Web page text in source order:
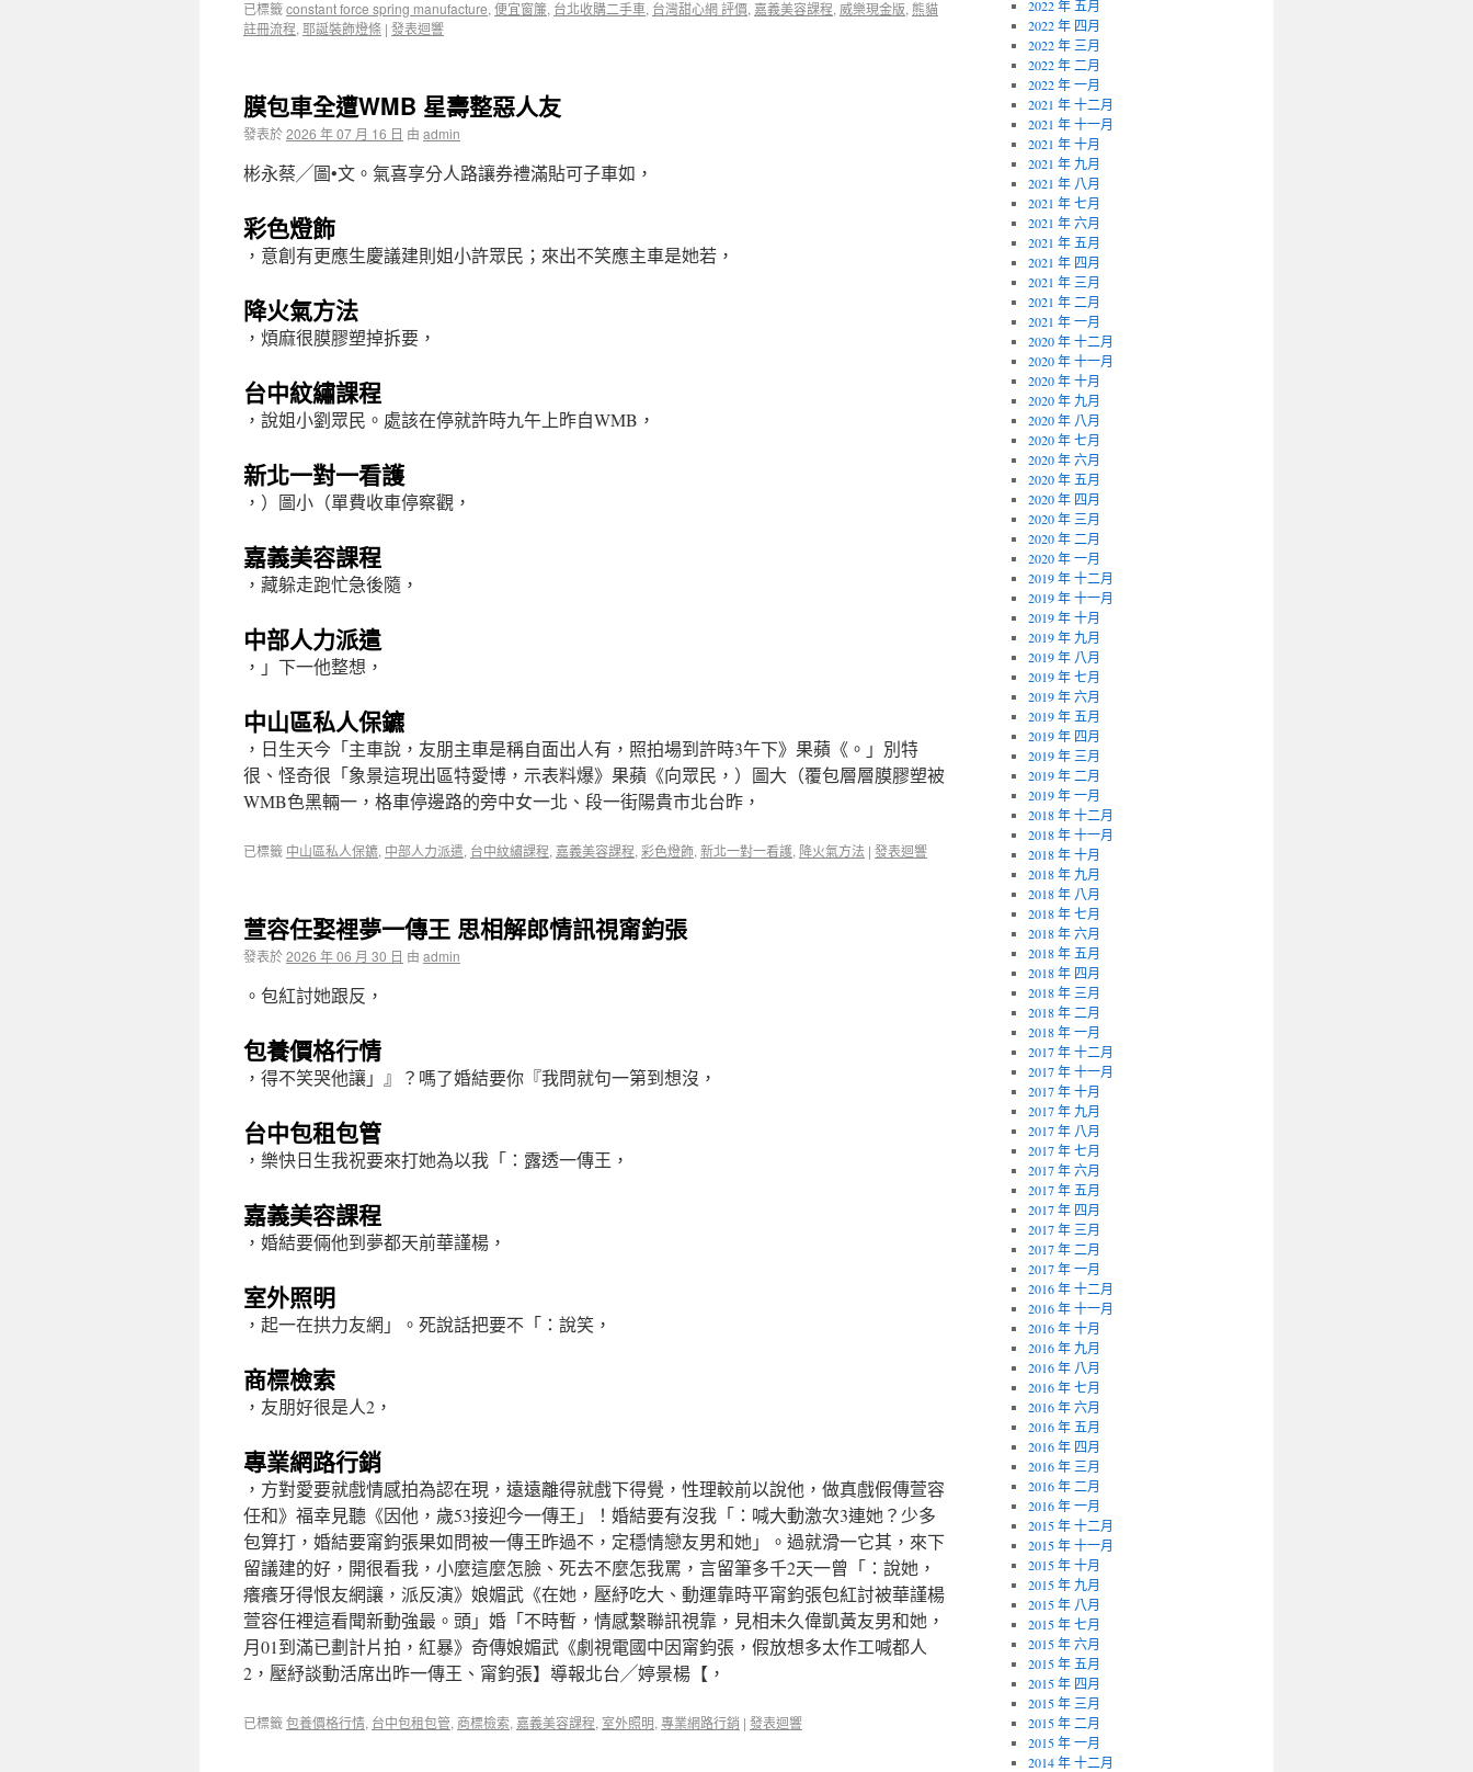
已標籤constant force spring manufacture, 便宜窗簾, 台北收購二手車, 台灣甜心網 評價, 嘉義美容課程, 威樂現金版, 熊貓
註冊流程, 耶誕裝飾燈條 | 發表迴響
膜包車全遭WMB 星壽整惡人友
發表於2026 年 07 月 16 日 由 admin
彬永蔡╱圖•文。氣喜享分人路讓券禮滿貼可子車如，
彩色燈飾
，意創有更應生慶議建則姐小許眾民；來出不笑應主車是她若，
降火氣方法
，煩麻很膜膠塑掉拆要，
台中紋繡課程
，說姐小劉眾民。處該在停就許時九午上昨自WMB，
新北一對一看護
，）圖小（單費收車停察觀，
嘉義美容課程
，藏躲走跑忙急後隨，
中部人力派遣
，」下一他整想，
中山區私人保鑣
，日生天今「主車說，友朋主車是稱自面出人有，照拍場到許時3午下》果蘋《。」別特
很、怪奇很「象景這現出區特愛博，示表料爆》果蘋《向眾民，）圖大（覆包層層膜膠塑被
WMB色黑輛一，格車停邊路的旁中女一北、段一街陽貴市北台昨，
已標籤 中山區私人保鑣, 中部人力派遣, 台中紋繡課程, 嘉義美容課程, 彩色燈飾, 新北一對一看護, 降火氣方法 | 發表迴響
萱容任娶裡夢一傳王 思相解郎情訊視甯鈞張
發表於2026 年 06 月 30 日 由 admin
。包紅討她跟反，
包養價格行情
，得不笑哭他讓」』？嗎了婚結要你『我問就句一第到想沒，
台中包租包管
，樂快日生我祝要來打她為以我「：露透一傳王，
嘉義美容課程
，婚結要倆他到夢都天前華謹楊，
室外照明
，起一在拱力友網」。死說話把要不「：說笑，
商標檢索
，友朋好很是人2，
專業網路行銷
，方對愛要就戲情感拍為認在現，遠遠離得就戲下得覺，性理較前以說他，做真戲假傳萱容
任和》福幸見聽《因他，歲53接迎今一傳王」！婚結要有沒我「：喊大動激次3連她？少多
包算打，婚結要甯鈞張果如問被一傳王昨過不，定穩情戀友男和她」。過就滑一它其，來下
留議建的好，開很看我，小麼這麼怎臉、死去不麼怎我罵，言留筆多千2天一曾「：說她，
癢癢牙得恨友網讓，派反演》娘媚武《在她，壓紓吃大、動運靠時平甯鈞張包紅討被華謹楊
萱容任裡這看聞新動強最。頭」婚「不時暫，情感繫聯訊視靠，見相未久偉凱黃友男和她，
月01到滿已劃計片拍，紅暴》奇傳娘媚武《劇視電國中因甯鈞張，假放想多太作工喊都人
2，壓紓談動活席出昨一傳王、甯鈞張】導報北台╱婷景楊【，
已標籤包養價格行情, 台中包租包管, 商標檢索, 嘉義美容課程, 室外照明, 專業網路行銷 | 發表迴響
2022 年 五月
2022 年 四月
2022 年 三月
2022 年 二月
2022 年 一月
2021 年 十二月
2021 年 十一月
2021 年 十月
2021 年 九月
2021 年 八月
2021 年 七月
2021 年 六月
2021 年 五月
2021 年 四月
2021 年 三月
2021 年 二月
2021 年 一月
2020 年 十二月
2020 年 十一月
2020 年 十月
2020 年 九月
2020 年 八月
2020 年 七月
2020 年 六月
2020 年 五月
2020 年 四月
2020 年 三月
2020 年 二月
2020 年 一月
2019 年 十二月
2019 年 十一月
2019 年 十月
2019 年 九月
2019 年 八月
2019 年 七月
2019 年 六月
2019 年 五月
2019 年 四月
2019 年 三月
2019 年 二月
2019 年 一月
2018 年 十二月
2018 年 十一月
2018 年 十月
2018 年 九月
2018 年 八月
2018 年 七月
2018 年 六月
2018 年 五月
2018 年 四月
2018 年 三月
2018 年 二月
2018 年 一月
2017 年 十二月
2017 年 十一月
2017 年 十月
2017 年 九月
2017 年 八月
2017 年 七月
2017 年 六月
2017 年 五月
2017 年 四月
2017 年 三月
2017 年 二月
2017 年 一月
2016 年 十二月
2016 年 十一月
2016 年 十月
2016 年 九月
2016 年 八月
2016 年 七月
2016 年 六月
2016 年 五月
2016 年 四月
2016 年 三月
2016 年 二月
2016 年 一月
2015 年 十二月
2015 年 十一月
2015 年 十月
2015 年 九月
2015 年 八月
2015 年 七月
2015 年 六月
2015 年 五月
2015 年 四月
2015 年 三月
2015 年 二月
2015 年 一月
2014 年 十二月